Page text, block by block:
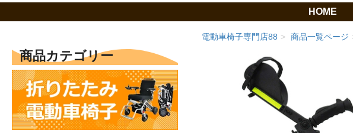
HOME
商品カテゴリー
電動車椅子専門店88 商品一覧ページ